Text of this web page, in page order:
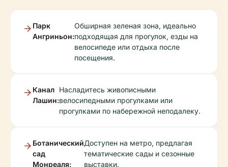
Парк
Ангриньон:
Обширная зеленая зона, идеально
подходящая для прогулок, езды на
велосипеде или отдыха после
посещения.
Канал
Лашин:
Насладитесь живописными
велосипедными прогулками или
прогулками по набережной неподалеку.
Ботанический
сад
Монреаля:
Доступен на метро, предлагая
тематические сады и сезонные
выставки.